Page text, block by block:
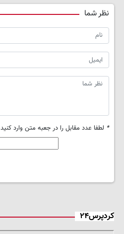
نظر شما
* لطفا عدد مقابل را در جعبه متن وارد کنید
کردپرس۲۴